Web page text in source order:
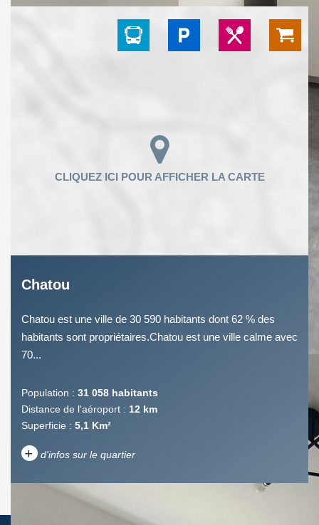
Chatou
Chatou est une ville de 30 590 habitants dont 62 % des
habitants sont propriétaires.Chatou est une ville calme avec
70...
Population : 31 058 habitants
Distance de l'aéroport : 12 km
Superficie : 5,1 Km²
+ d'infos sur le quartier
DENSITÉ DE POPULATION